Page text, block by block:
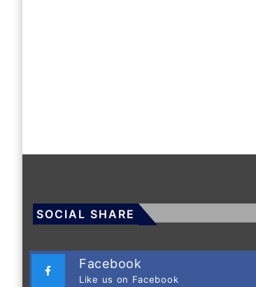
SOCIAL SHARE
Facebook
Like us on Facebook